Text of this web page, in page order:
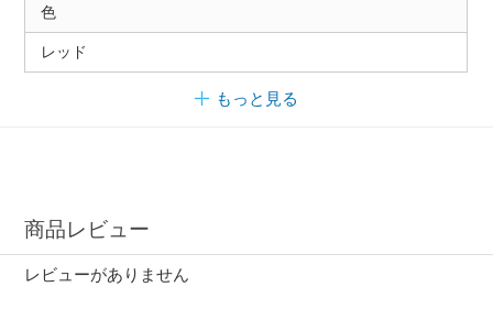
色
レッド
もっと見る
商品レビュー
レビューがありません